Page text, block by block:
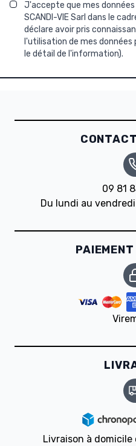
J'accepte que mes
SCANDI-VIE Sarl dans le
déclare avoir pris
l'utilisation de mes données
le détail de l'information).
09 81
Du lundi au
Livraison à